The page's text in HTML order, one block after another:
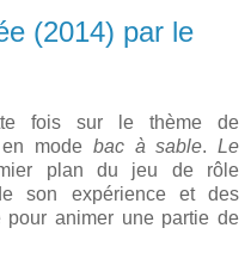
(2014) par le
fois sur le thème de
mode bac à sable.Le
plan du jeu de rôle
son expérience et des
pour animer une partie de